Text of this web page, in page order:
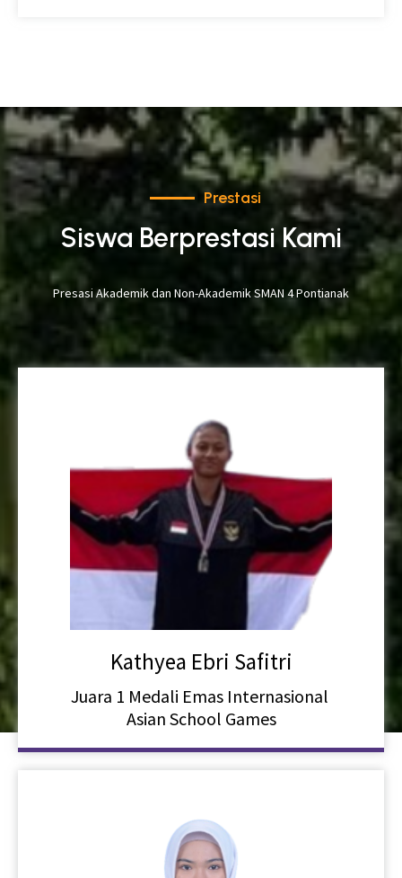
Prestasi
Siswa Berprestasi Kami
Presasi Akademik dan Non-Akademik SMAN 4 Pontianak
Kathyea Ebri Safitri
Juara 1 Medali Emas Internasional
Asian School Games